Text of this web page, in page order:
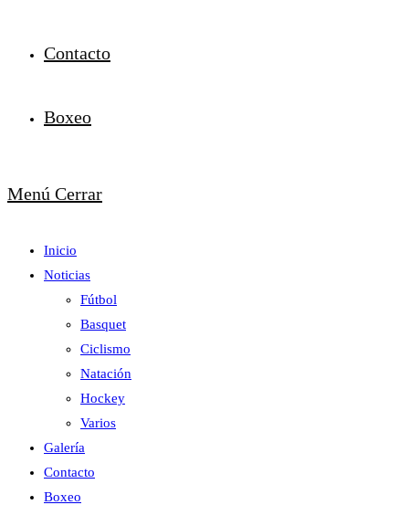
Contacto
Boxeo
Menú Cerrar
Inicio
Noticias
Fútbol
Basquet
Ciclismo
Natación
Hockey
Varios
Galería
Contacto
Boxeo